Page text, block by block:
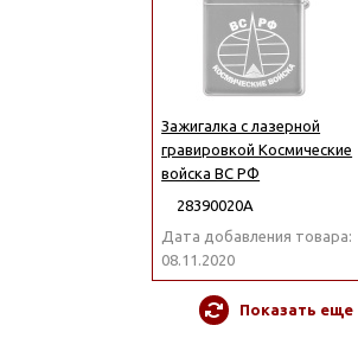
Зажигалка с лазерной
гравировкой Космические
войска ВС РФ
28390020А
Дата добавления товара:
08.11.2020
Показать еще